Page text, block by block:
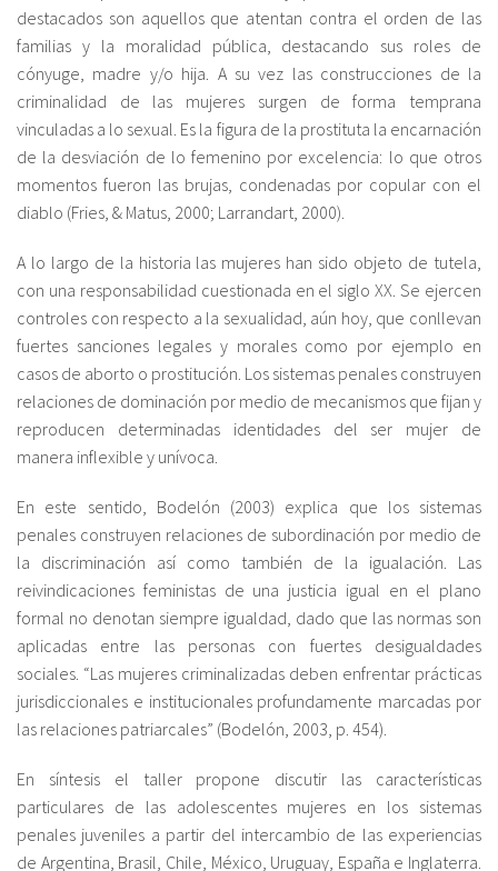
destacados son aquellos que atentan contra el orden de las
familias y la moralidad pública, destacando sus roles de
cónyuge, madre y/o hija. A su vez las construcciones de la
criminalidad de las mujeres surgen de forma temprana
vinculadas a lo sexual. Es la figura de la prostituta la encarnación
de la desviación de lo femenino por excelencia: lo que otros
momentos fueron las brujas, condenadas por copular con el
diablo (Fries, & Matus, 2000; Larrandart, 2000).
A lo largo de la historia las mujeres han sido objeto de tutela,
con una responsabilidad cuestionada en el siglo XX. Se ejercen
controles con respecto a la sexualidad, aún hoy, que conllevan
fuertes sanciones legales y morales como por ejemplo en
casos de aborto o prostitución. Los sistemas penales construyen
relaciones de dominación por medio de mecanismos que fijan y
reproducen determinadas identidades del ser mujer de
manera inflexible y unívoca.
En este sentido, Bodelón (2003) explica que los sistemas
penales construyen relaciones de subordinación por medio de
la discriminación así como también de la igualación. Las
reivindicaciones feministas de una justicia igual en el plano
formal no denotan siempre igualdad, dado que las normas son
aplicadas entre las personas con fuertes desigualdades
sociales. “Las mujeres criminalizadas deben enfrentar prácticas
jurisdiccionales e institucionales profundamente marcadas por
las relaciones patriarcales” (Bodelón, 2003, p. 454).
En síntesis el taller propone discutir las características
particulares de las adolescentes mujeres en los sistemas
penales juveniles a partir del intercambio de las experiencias
de Argentina, Brasil, Chile, México, Uruguay, España e Inglaterra.